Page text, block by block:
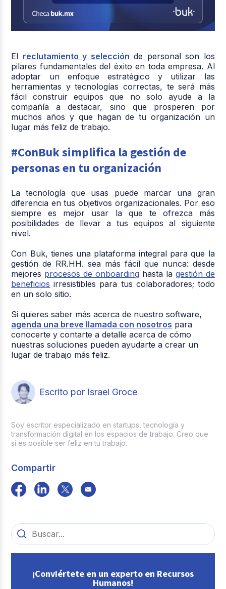
El reclutamiento y selección de personal son los
pilares fundamentales del éxito en toda empresa. Al
adoptar un enfoque estratégico y utilizar las
herramientas y tecnologías correctas, te será más
fácil construir equipos que no solo ayude a la
compañía a destacar, sino que prosperen por
muchos años y que hagan de tu organización un
lugar más feliz de trabajo.
#ConBuk simplifica la gestión de
personas en tu organización
La tecnología que usas puede marcar una gran
diferencia en tus objetivos organizacionales. Por eso
siempre es mejor usar la que te ofrezca más
posibilidades de llevar a tus equipos al siguiente
nivel.
Con Buk, tienes una plataforma integral para que la
gestión de RR.HH. sea más fácil que nunca: desde
mejores procesos de onboarding hasta la gestión de
beneficios irresistibles para tus colaboradores; todo
en un solo sitio.
Si quieres saber más acerca de nuestro software,
agenda una breve llamada con nosotros para
conocerte y contarte a detalle acerca de cómo
nuestras soluciones pueden ayudarte a crear un
lugar de trabajo más feliz.
Escrito por Israel Groce
Soy escritor especializado en startups, tecnología y
transformación digital en los espacios de trabajo. Creo que
sí es posible ser feliz en tu trabajo.
Compartir
¡Conviértete en un experto en Recursos
Humanos!